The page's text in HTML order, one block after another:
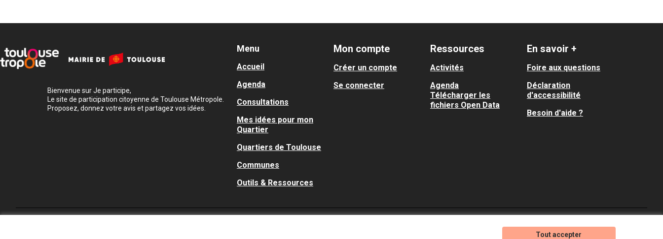
Tout accepter
Bienvenue sur Je participe,
Le site de participation citoyenne de Toulouse Métropole.
Proposez, donnez votre avis et partagez vos idées.
Menu
Accueil
Agenda
Consultations
Mes idées pour mon
Quartier
Quartiers de Toulouse
Communes
Outils & Ressources
Mon compte
Créer un compte
Se connecter
Ressources
Activités
Agenda
Télécharger les
fichiers Open Data
En savoir +
Foire aux questions
Déclaration
d'accessibilité
Besoin d'aide ?